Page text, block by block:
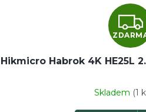
Hikmicro Habrok 4K HE25L
Skladem (1